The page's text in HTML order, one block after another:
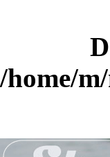
/home/